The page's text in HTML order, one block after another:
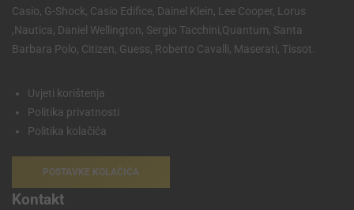
Casio, G-Shock, Casio Edifice, Dainel Klein, Lee Cooper, Lorus
,Nautica, Daniel Wellington, Sergio Tacchini,Quantum, Santa
Barbara Polo, Citizen, Guess, Roberto Cavalli, Maserati, Tissot.
Uvjeti korištenja
Politika privatnosti
Politika kolačića
POSTAVKE KOLAČIĆA
Kontakt